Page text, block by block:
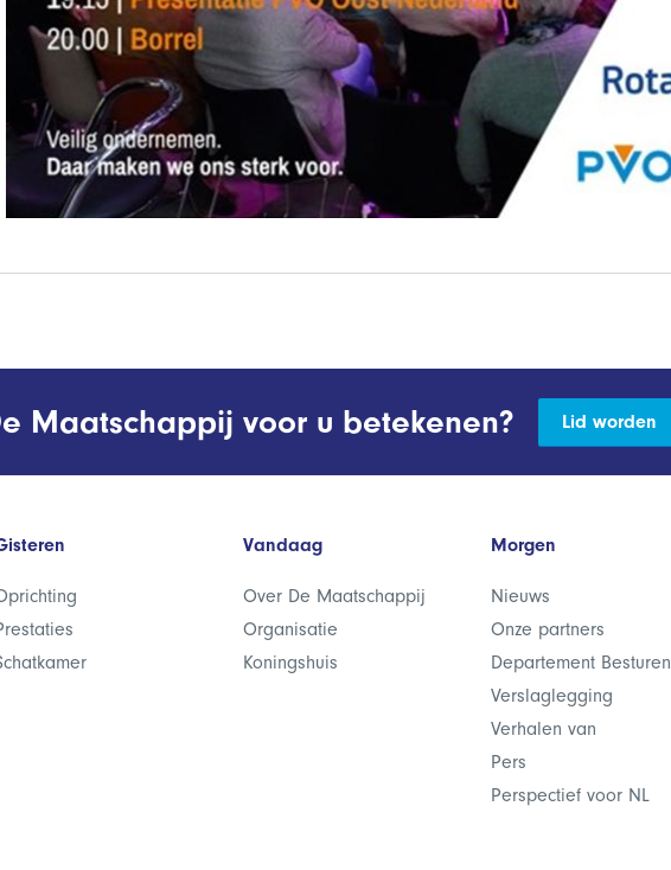
Maatschappij voor u betekenen? Lid worden
Vandaag
Over De Maatschappij
Organisatie
Koningshuis
Morgen
Nieuws
Onze partners
Departement Besturen
Verslaglegging
Verhalen van
Pers
Perspectief voor NL